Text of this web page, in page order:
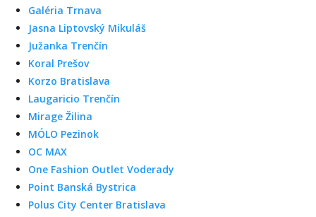
Galéria Trnava
Jasna Liptovský Mikuláš
Južanka Trenčín
Koral Prešov
Korzo Bratislava
Laugaricio Trenčín
Mirage Žilina
MÓLO Pezinok
OC MAX
One Fashion Outlet Voderady
Point Banská Bystrica
Polus City Center Bratislava